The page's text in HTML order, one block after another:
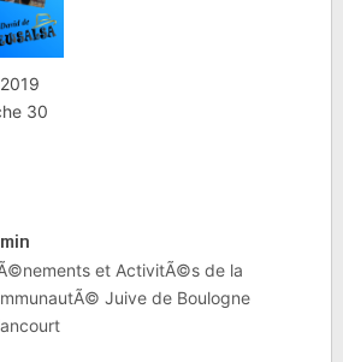
30
et ActivitÃ©s de la
Juive de Boulogne